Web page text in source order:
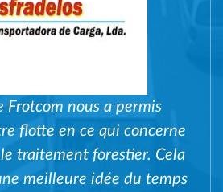
Frotcom nous a permis
flotte en ce qui concerne
traitement forestier. Cela
meilleure idée du temps